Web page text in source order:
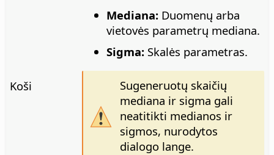
Koši
Mediana:Duomenų arba
vietovės parametrų mediana.
Sigma:Skalės parametras.
Sugeneruotų skaičių
mediana ir sigma gali
neatitikti medianos ir
sigmos, nurodytos
dialogo lange.